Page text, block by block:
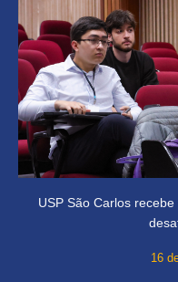
USP São Carlos
16